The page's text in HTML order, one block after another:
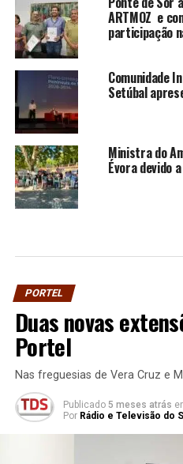
ARTMOZ e
participação
Comunidade
Setúbal
Ministra do
Évora devido
PORTEL
Duas novas
Portel
Nas freguesias de Vera Cruz e
Publicado 5 meses atrás
Por Rádio e Televisão do